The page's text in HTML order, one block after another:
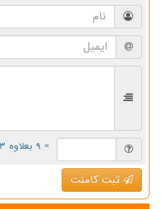
= ۹ بعلاوه ۳
ثبت کامنت